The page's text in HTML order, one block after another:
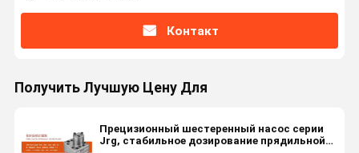
Контакт
Получить Лучшую Цену Для
Прецизионный шестеренный насос серии
Jrg, стабильное дозирование прядильной